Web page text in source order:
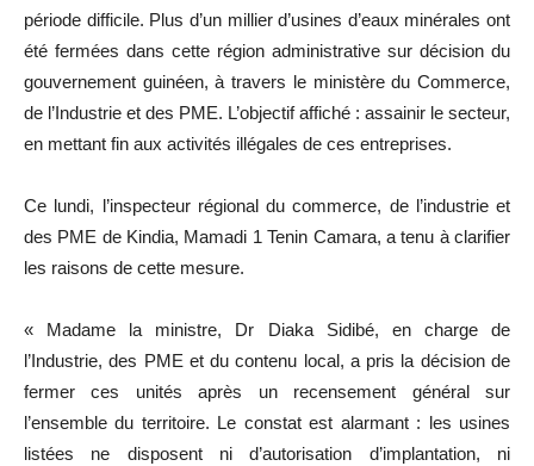
période difficile. Plus d’un millier d’usines d’eaux minérales ont
été fermées dans cette région administrative sur décision du
gouvernement guinéen, à travers le ministère du Commerce,
de l’Industrie et des PME. L’objectif affiché : assainir le secteur,
en mettant fin aux activités illégales de ces entreprises.
Ce lundi, l’inspecteur régional du commerce, de l’industrie et
des PME de Kindia, Mamadi 1 Tenin Camara, a tenu à clarifier
les raisons de cette mesure.
« Madame la ministre, Dr Diaka Sidibé, en charge de
l’Industrie, des PME et du contenu local, a pris la décision de
fermer ces unités après un recensement général sur
l’ensemble du territoire. Le constat est alarmant : les usines
listées ne disposent ni d’autorisation d’implantation, ni